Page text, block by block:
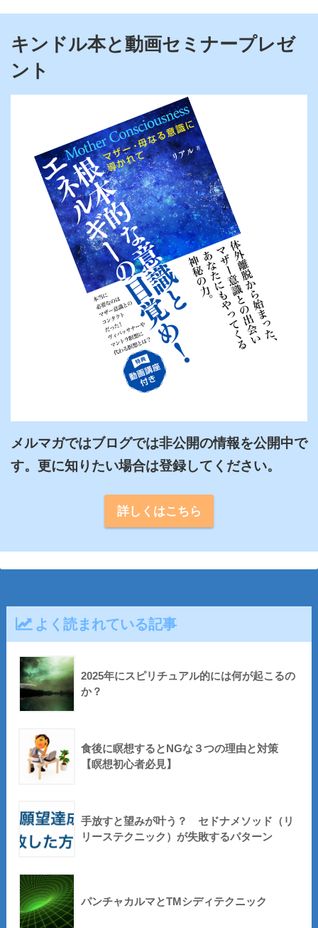
キンドル本と動画セミナープレゼ
ント
メルマガではブログでは非公開の情報を公開中で
詳しくはこちら
よく読まれている記事
2025年にスピリチュアル的には何が起こるの
か？
食後に瞑想するとNGな３つの理由と対策
【瞑想初心者必見】
手放すと望みが叶う？ セドナメソッド（リ
リーステクニック）が失敗するパターン
パンチャカルマとTMシディテクニック